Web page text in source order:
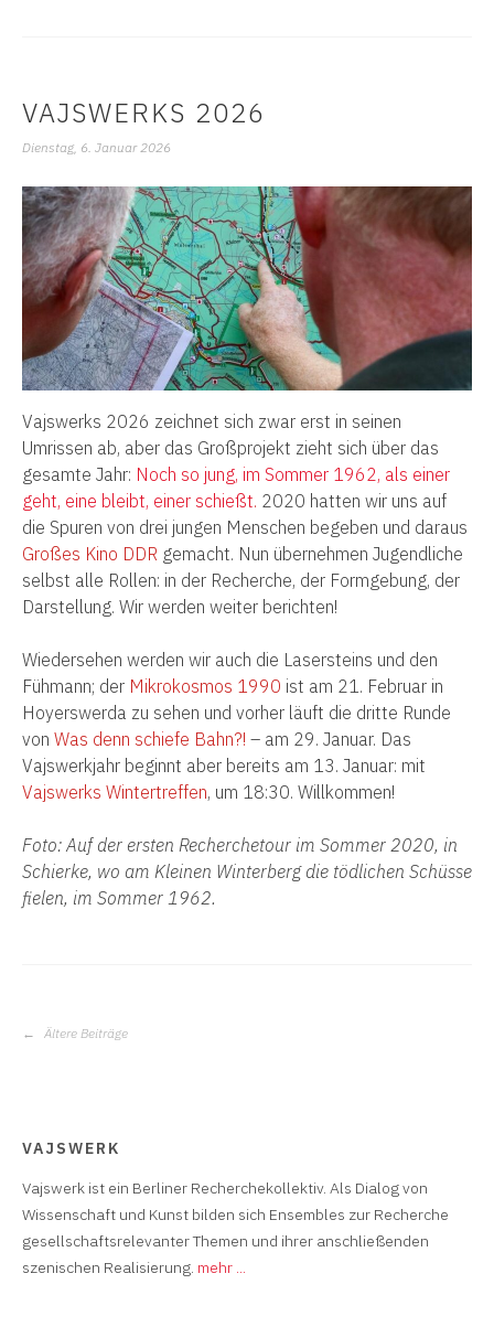
VAJSWERKS 2026
Dienstag, 6. Januar 2026
Vajswerks 2026 zeichnet sich zwar erst in seinen
Umrissen ab, aber das Großprojekt zieht sich über das
gesamte Jahr: Noch so jung, im Sommer 1962, als einer
geht, eine bleibt, einer schießt. 2020 hatten wir uns auf
die Spuren von drei jungen Menschen begeben und daraus
Großes Kino DDR gemacht. Nun übernehmen Jugendliche
selbst alle Rollen: in der Recherche, der Formgebung, der
Darstellung. Wir werden weiter berichten!
Wiedersehen werden wir auch die Lasersteins und den
Fühmann; der Mikrokosmos 1990 ist am 21. Februar in
Hoyerswerda zu sehen und vorher läuft die dritte Runde
von Was denn schiefe Bahn?! – am 29. Januar. Das
Vajswerkjahr beginnt aber bereits am 13. Januar: mit
Vajswerks Wintertreffen, um 18:30. Willkommen!
Foto: Auf der ersten Recherchetour im Sommer 2020, in
Schierke, wo am Kleinen Winterberg die tödlichen Schüsse
fielen, im Sommer 1962.
BEITRAGS-
Ältere Beiträge
VAJSWERK
Vajswerk ist ein Berliner Recherchekollektiv. Als Dialog von
Wissenschaft und Kunst bilden sich Ensembles zur Recherche
gesellschaftsrelevanter Themen und ihrer anschließenden
szenischen Realisierung. mehr ...